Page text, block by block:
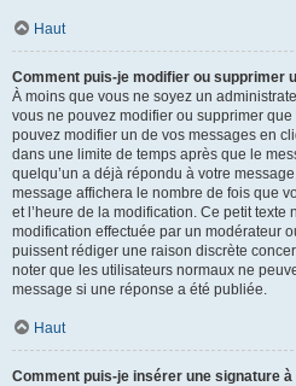
Haut
Comment puis-je modifier ou supprimer
À moins que vous ne soyez un
vous ne pouvez modifier ou supprimer
pouvez modifier un de vos messages en
dans une limite de temps après que le
quelqu’un a déjà répondu à votre
message affichera le nombre de fois que
et l’heure de la modification. Ce petit texte
modification effectuée par un modérateur
puissent rédiger une raison discrète
noter que les utilisateurs normaux ne
message si une réponse a été publiée.
Haut
Comment puis-je insérer une signature